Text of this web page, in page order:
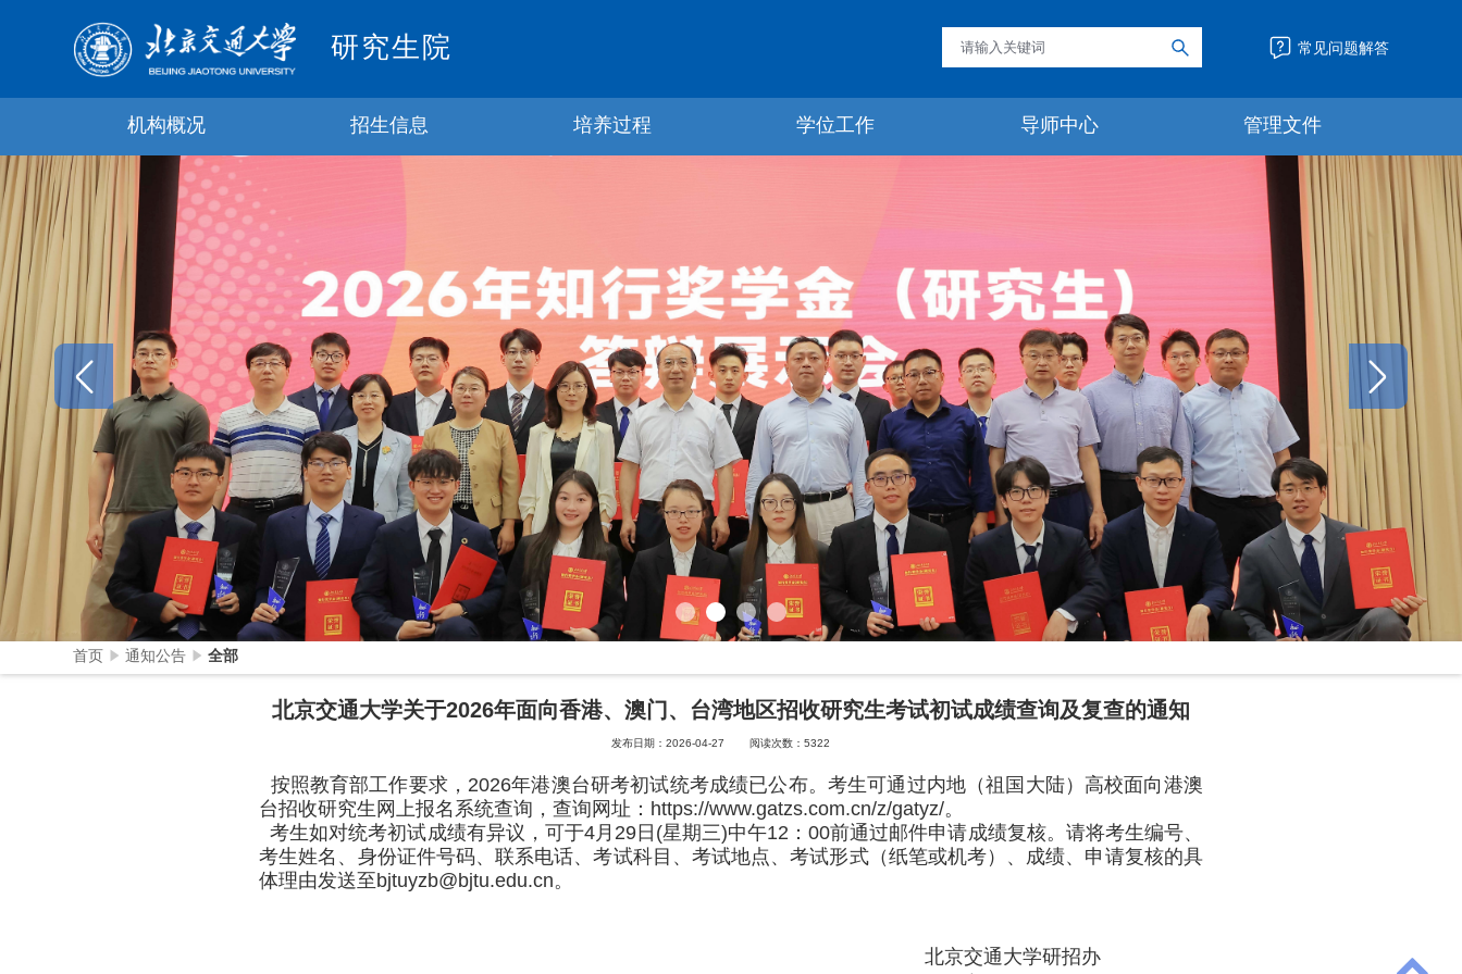
研究生院 常见问题解答
机构概况 招生信息 培养过程 学位工作 导师中心 管理文件
首页 通知公告 全部
北京交通大学关于2026年面向香港、澳门、台湾地区招收研究生考试初试成绩查询及复查的通知
发布日期：2026-04-27 阅读次数： 5322
按照教育部工作要求， 2026年港澳台研考初试统考成绩已公布。考生可通过内地（祖国大陆）高校面向港澳
台招收研究生网上报名系统查询，查询网址： https://www.gatzs.com.cn/z/gatyz/。
考生如对统考初试成绩有异议，可于4月 29日 (星期三)中午12 ：00前通过邮件申请成绩复核。请将考生编号、
考生姓名、身份证件号码、联系电话、考试科目、考试地点、考试形式（纸笔或机考）、成绩、申请复核的具
体理由发送至bjtuyzb@bjtu.edu.cn。
北京交通大学研招办